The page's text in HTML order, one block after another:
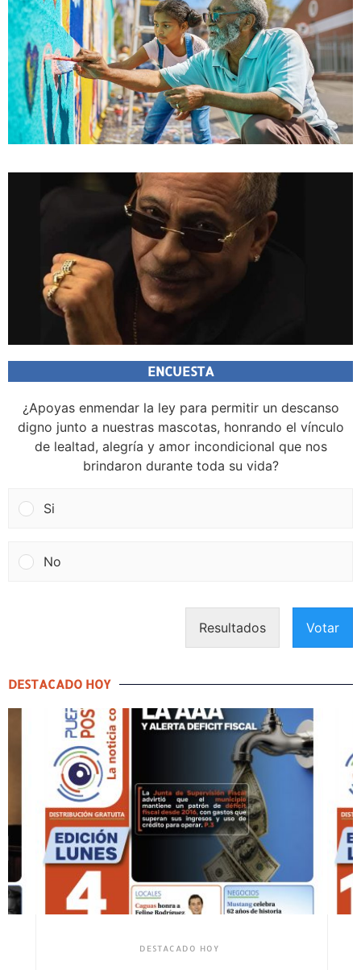
ENCUESTA
¿Apoyas enmendar la ley para permitir un descanso
digno junto a nuestras mascotas, honrando el vínculo
de lealtad, alegría y amor incondicional que nos
brindaron durante toda su vida?
Si
No
Resultados Votar
DESTACADO HOY
DESTACADO HOY